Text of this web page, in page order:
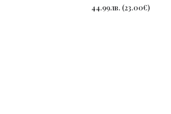
44.99лв. (23.00€)